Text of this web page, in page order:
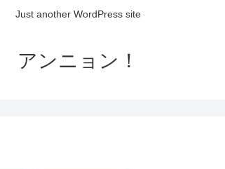
Just another WordPress site
アンニョン！